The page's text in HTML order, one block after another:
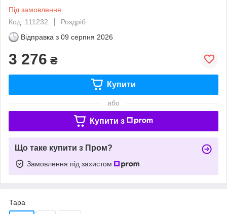
Під замовлення
Код: 111232
Роздріб
Відправка з 09 серпня 2026
3 276 ₴
Купити
або
Купити з
Що таке купити з Пром?
Замовлення під захистом
Тара